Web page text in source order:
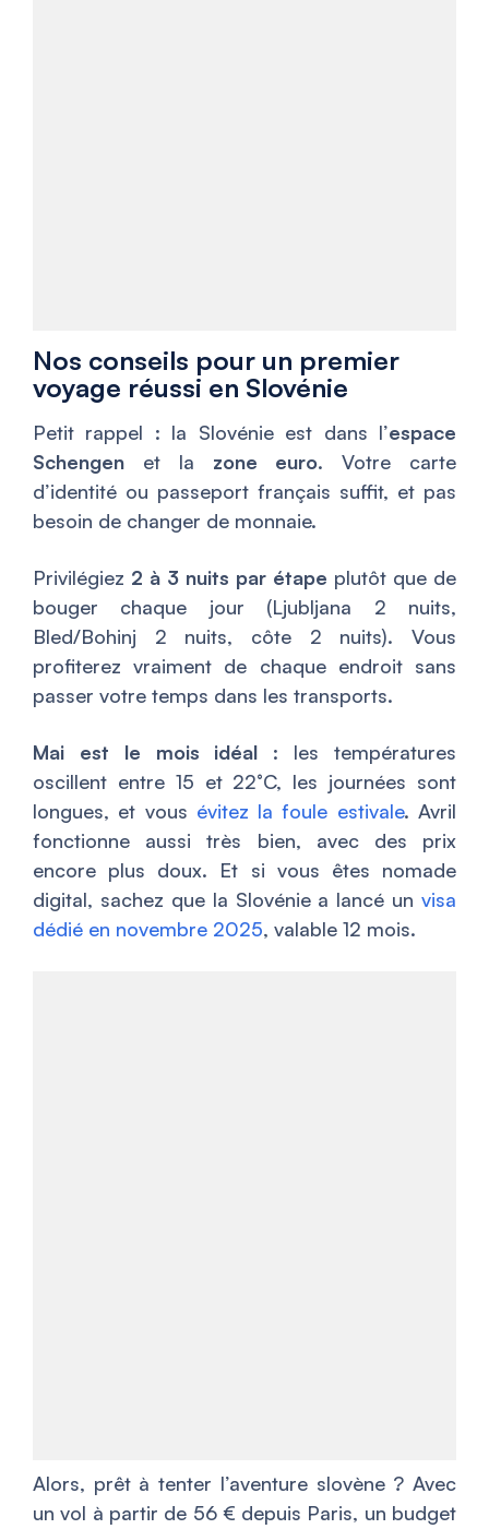
Nos conseils pour un premier
voyage réussi en Slovénie
Petit rappel : la Slovénie est dans l’espace
Schengen et la zone euro. Votre carte
d’identité ou passeport français suffit, et pas
besoin de changer de monnaie.
Privilégiez 2 à 3 nuits par étape plutôt que de
bouger chaque jour (Ljubljana 2 nuits,
Bled/Bohinj 2 nuits, côte 2 nuits). Vous
profiterez vraiment de chaque endroit sans
passer votre temps dans les transports.
Mai est le mois idéal : les températures
oscillent entre 15 et 22°C, les journées sont
longues, et vous évitez la foule estivale. Avril
fonctionne aussi très bien, avec des prix
encore plus doux. Et si vous êtes nomade
digital, sachez que la Slovénie a lancé un visa
dédié en novembre 2025, valable 12 mois.
Alors, prêt à tenter l’aventure slovène ? Avec
un vol à partir de 56 € depuis Paris, un budget